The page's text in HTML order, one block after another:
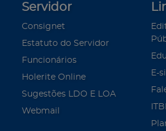
Servidor
Consignet
Estatuto do Servidor
Funcionários
Holerite Online
Sugestões LDO E LOA
Webmail
E-